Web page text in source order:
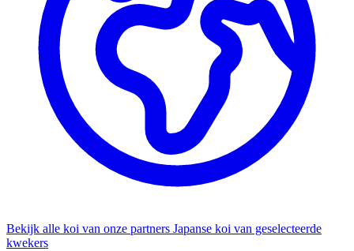
Bekijk alle koi van onze partners Japanse koi van geselecteerde
kwekers